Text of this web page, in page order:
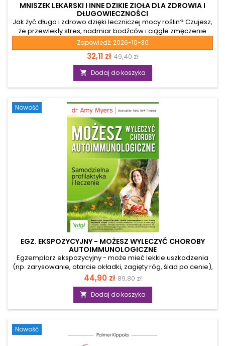
MNISZEK LEKARSKI I INNE DZIKIE ZIOŁA DLA ZDROWIA I
DŁUGOWIECZNOŚCI
Jak żyć długo i zdrowo dzięki leczniczej mocy roślin? Czujesz,
że przewlekły stres, nadmiar bodźców i ciągłe zmęczenie
odbierają ci energię? Współczesny tryb życia może osłabiać
naturalną równowagę organizmu, utrudniać regenerację i
wpływać na odporność. Jeśli zastanawiasz się, co jest dobre
na odporność i jak żyć długo i zdrowo, ta książka pomoże ci
lepiej zrozumieć potrzeby własnego ciała. Michelle
Ziegelmann łączy wiedzę z zakresu biologii komórkowej z
Zapowiedź: 2026-10-30
Cena
32,11 zł Cena
podstawowa
49,40 zł
 Dodaj do koszyka
Nowość
EGZ. EKSPOZYCYJNY - MOŻESZ WYLECZYĆ CHOROBY
AUTOIMMUNOLOGICZNE
Egzemplarz ekspozycyjny - może mieć lekkie uszkodzenia
(np. zarysowanie, otarcie okładki, zagięty róg, ślad po cenie),
ale merytorycznie jest pełnowartościowy. Czy wiesz, że na
choroby autoimmunologiczne i zaburzenia hormonalne
cierpi ponad 90 procent populacji? Tradycyjna medycyna
nie zawsze sobie z nimi radzi. Autorka przedstawia metodę
Myers, która umożliwia cofnięcie dolegliwości, takich jak
Cena
44,90 zł Cena
podstawowa
89,80 zł
 Dodaj do koszyka
Nowość